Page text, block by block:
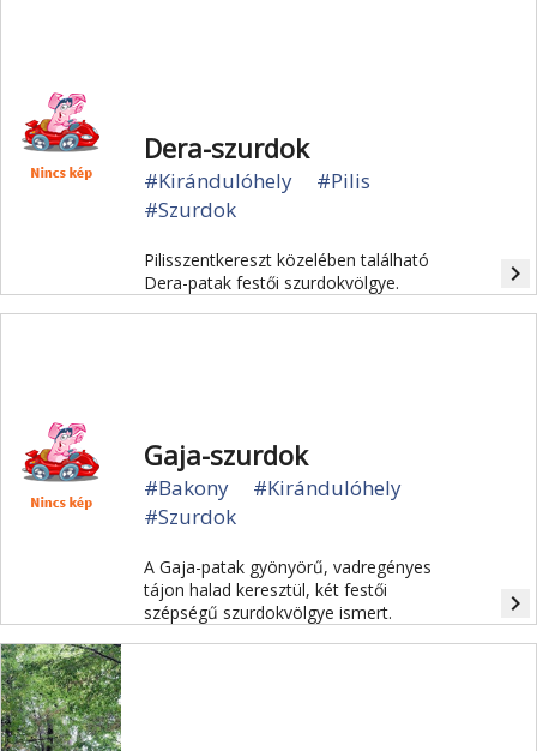
Dera-szurdok
#Kirándulóhely
#Pilis
#Szurdok
Pilisszentkereszt közelében található
Dera-patak festői szurdokvölgye.
navigate_next
Gaja-szurdok
#Bakony
#Kirándulóhely
#Szurdok
A Gaja-patak gyönyörű, vadregényes
tájon halad keresztül, két festői
szépségű szurdokvölgye ismert.
navigate_next